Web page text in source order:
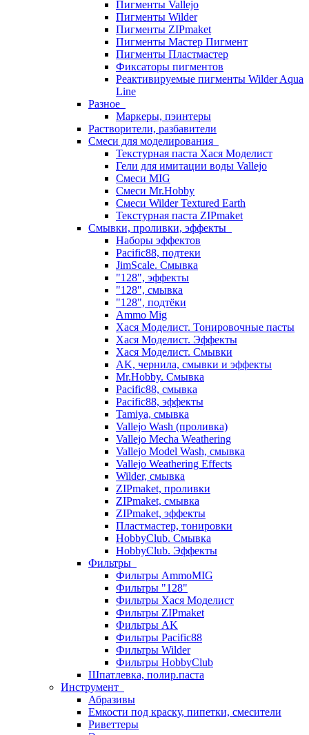
Пигменты Vallejo
Пигменты Wilder
Пигменты ZIPmaket
Пигменты Мастер Пигмент
Пигменты Пластмастер
Фиксаторы пигментов
Реактивируемые пигменты Wilder Aqua
Line
Разное
Маркеры, пэинтеры
Растворители, разбавители
Смеси для моделирования
Текстурная паста Хася Моделист
Гели для имитации воды Vallejo
Смеси MIG
Смеси Mr.Hobby
Смеси Wilder Textured Earth
Текстурная паста ZIPmaket
Смывки, проливки, эффекты
Наборы эффектов
Pacific88, подтеки
JimScale. Смывка
"128", эффекты
"128", смывка
"128", подтёки
Ammo Mig
Хася Моделист. Тонировочные пасты
Хася Моделист. Эффекты
Хася Моделист. Смывки
AK, чернила, смывки и эффекты
Mr.Hobby. Смывка
Pacific88, смывка
Pacific88, эффекты
Tamiya, смывка
Vallejo Wash (проливка)
Vallejo Mecha Weathering
Vallejo Model Wash, смывка
Vallejo Weathering Effects
Wilder, смывка
ZIPmaket, проливки
ZIPmaket, смывка
ZIPmaket, эффекты
Пластмастер, тонировки
HobbyClub. Смывка
HobbyClub. Эффекты
Фильтры
Фильтры AmmoMIG
Фильтры "128"
Фильтры Хася Моделист
Фильтры ZIPmaket
Фильтры AK
Фильтры Pacific88
Фильтры Wilder
Фильтры HobbyClub
Шпатлевка, полир.паста
Инструмент
Абразивы
Емкости под краску, пипетки, смесители
Риветтеры